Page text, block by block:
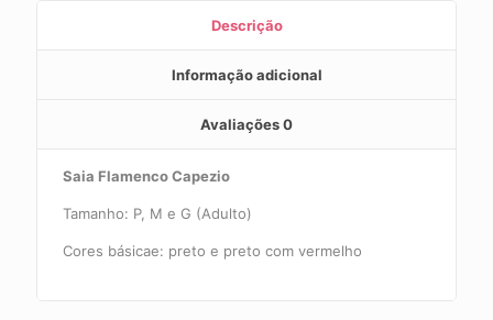
Descrição
Informação adicional
Avaliações0
Saia Flamenco Capezio
Tamanho: P, M e G (Adulto)
Cores básicae: preto e preto com vermelho